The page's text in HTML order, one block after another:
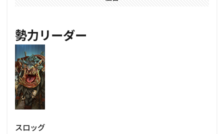
勢力リーダー
スロッグ